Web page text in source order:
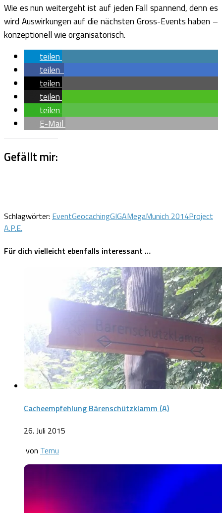
Wie es nun weitergeht ist auf jeden Fall spannend, denn es
wird Auswirkungen auf die nächsten Gross-Events haben –
konzeptionell wie organisatorisch.
teilen
teilen
teilen
teilen
teilen
E-Mail
Gefällt mir:
Schlagwörter: EventGeocachingGIGAMegaMunich 2014Project
A.P.E.
Für dich vielleicht ebenfalls interessant …
Cacheempfehlung Bärenschützklamm (A)
26. Juli 2015
von Temu